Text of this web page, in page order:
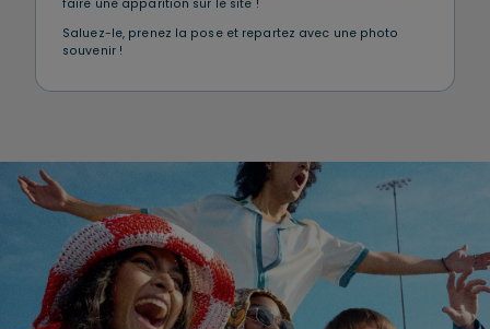
faire une apparition sur le site !
Saluez-le, prenez la pose et repartez avec une photo
souvenir !